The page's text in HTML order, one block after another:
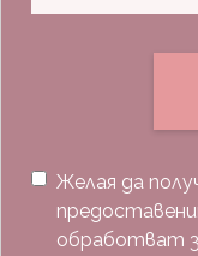
Желая да
обработват